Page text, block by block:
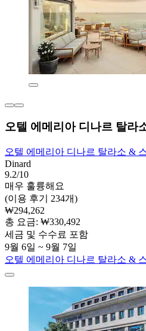
오텔 에메리아 디나르 탈라
오텔 에메리아 디나르 탈라소 &
Dinard
9.2/10
매우 훌륭해요
(이용 후기 234개)
₩294,262
총 요금: ₩330,492
세금 및 수수료 포함
9월 6일 ~ 9월 7일
오텔 에메리아 디나르 탈라소 &